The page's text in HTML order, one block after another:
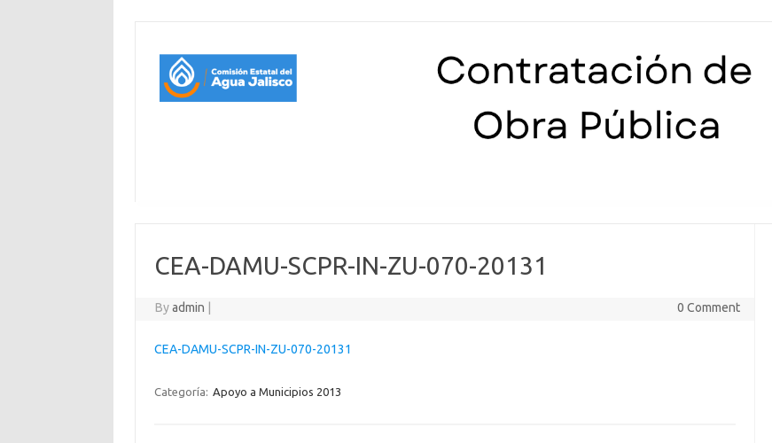
CEA-DAMU-SCPR-IN-ZU-070-20131
Byadmin 0 Comment
CEA-DAMU-SCPR-IN-ZU-070-20131
Categoría: Apoyo a Municipios 2013